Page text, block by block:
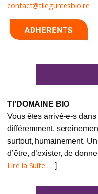
contact@tilegumesbio.re
TI’DOMAINE BIO
Vous êtes arrivé-e-s
différemment,
surtout, humainement.
d’être, d’exister, de
Lire la Suite … ]